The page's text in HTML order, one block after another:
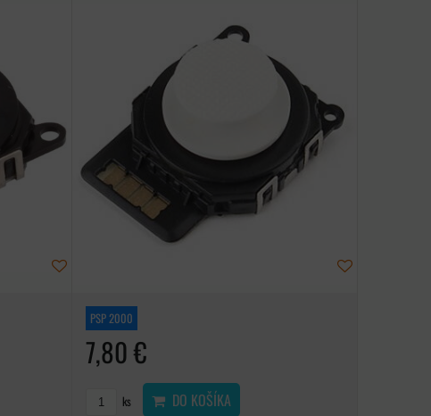
PSP 2000
7,80 €
ks DO KOŠÍKA